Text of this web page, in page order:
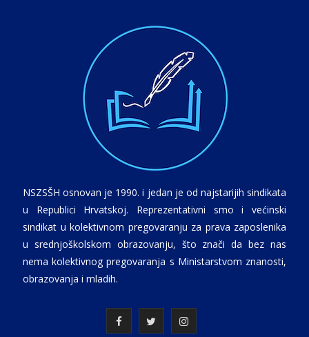
NSZSŠH osnovan je 1990. i jedan je od najstarijih sindikata
u Republici Hrvatskoj. Reprezentativni smo i većinski
sindikat u kolektivnom pregovaranju za prava zaposlenika
u srednjoškolskom obrazovanju, što znači da bez nas
nema kolektivnog pregovaranja s Ministarstvom znanosti,
obrazovanja i mladih.
F
I